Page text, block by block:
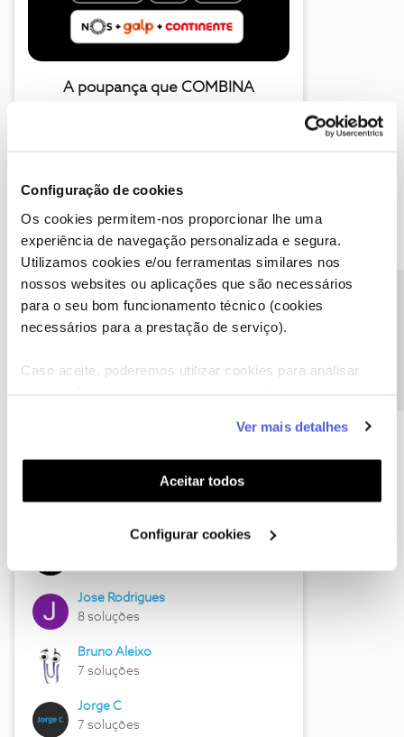
Configuração de cookies
Os cookies permitem-nos proporcionar lhe uma
experiência de navegação personalizada e segura.
Utilizamos cookies e/ou ferramentas similares nos
nossos websites ou aplicações que são necessários
para o seu bom funcionamento técnico (cookies
necessários para a prestação de serviço).
Caso aceite, poderemos utilizar cookies para analisar
funcionalidades (cookies de personalização e
funcionalidade) e adaptar anúncios aos seus interesses
(cookies de publicidade personalizada). Pode gerir a
utilização dos cookies clicando em "Configurar
Ver mais detalhes
Aceitar todos
Configurar cookies
A poupança que COMBINA
Descubra as novidades de junho
Hall of Fame de junho
Jose Rodrigues
8 soluções
Bruno Aleixo
7 soluções
Jorge C
7 soluções